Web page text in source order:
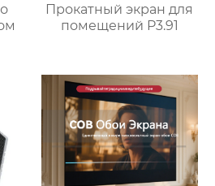
Прокатный экран для
помещений P3.91